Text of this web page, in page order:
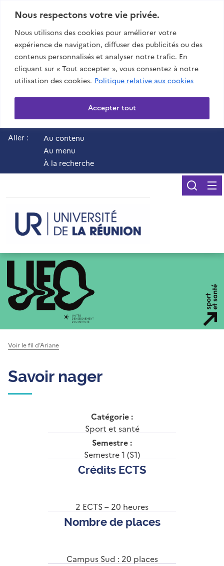
Nous respectons votre vie privée.
Nous utilisons des cookies pour améliorer votre
expérience de navigation, diffuser des publicités ou des
contenus personnalisés et analyser notre trafic. En
cliquant sur « Tout accepter », vous consentez à notre
utilisation des cookies. Politique relative aux cookies
Accepter tout
Aller :
Au contenu
Au menu
À la recherche
Voir le fil d’Ariane
Savoir nager
Catégorie :
Sport et santé
Semestre :
Semestre 1 (S1)
Crédits ECTS
2 ECTS – 20 heures
Nombre de places
Campus Sud : 20 places